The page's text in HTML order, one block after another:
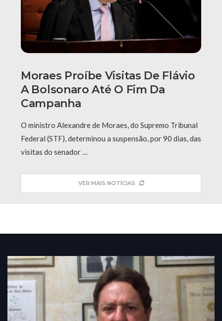
Moraes Proíbe Visitas De Flávio
A Bolsonaro Até O Fim Da
Campanha
O ministro Alexandre de Moraes, do Supremo Tribunal
Federal (STF), determinou a suspensão, por 90 dias, das
visitas do senador …
VER MAIS NOTÍCIAS